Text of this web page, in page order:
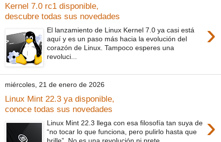
Kernel 7.0 rc1 disponible,
descubre todas sus novedades
›
El lanzamiento de Linux Kernel 7.0 ya casi está
aquí y es un paso más hacia la evolución del
corazón de Linux. Tampoco esperes una
revoluci...
miércoles, 21 de enero de 2026
Linux Mint 22.3 ya disponible,
conoce todas sus novedades
›
Linux Mint 22.3 llega con esa filosofía tan suya de
“no tocar lo que funciona, pero pulirlo hasta que